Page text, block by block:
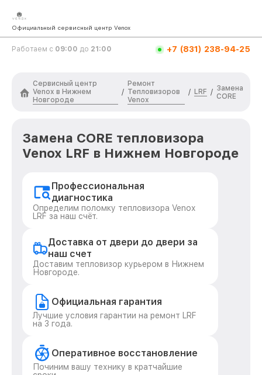
Официальный сервисный центр Venox
Работаем с 09:00 до 21:00 +7 (831) 238-94-25
Сервисный центр
Venox в Нижнем
Новгороде
/
Ремонт
Тепловизоров
Venox
/ LRF / Замена
CORE
Замена CORE тепловизора
Venox LRF в Нижнем Новгороде
Профессиональная
диагностика
Определим поломку тепловизора Venox
LRF за наш счёт.
Доставка от двери до двери за
наш счет
Доставим тепловизор курьером в Нижнем
Новгороде.
Официальная гарантия
Лучшие условия гарантии на ремонт LRF
на 3 года.
Оперативное восстановление
Починим вашу технику в кратчайшие